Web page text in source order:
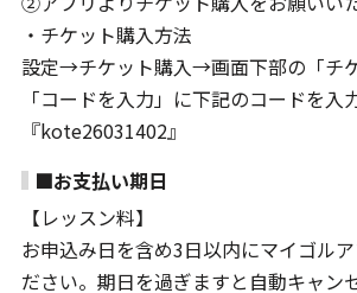
・チケット購入方法
設定→チケット購入→画面下部の「チ
「コードを入力」に下記のコードを入
『kote26031402』
■お支払い期日
【レッスン料】
お申込み日を含め3日以内にマイゴル
ださい。期日を過ぎますと自動キャン